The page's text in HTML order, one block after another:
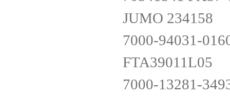
JUMO 234158
7000-94031-
FTA39011L05
7000-13281-